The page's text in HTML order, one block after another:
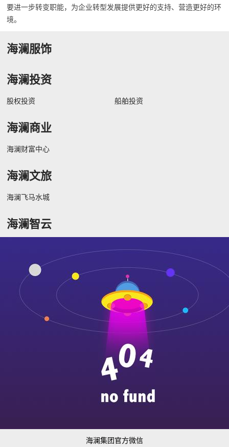
要进一步转变职能，为企业转型发展提供更好的支持、营造更好的环
境。
海澜服饰
海澜投资
股权投资 船舶投资
海澜商业
海澜财富中心
海澜文旅
海澜飞马水城
海澜智云
海澜集团官方微信